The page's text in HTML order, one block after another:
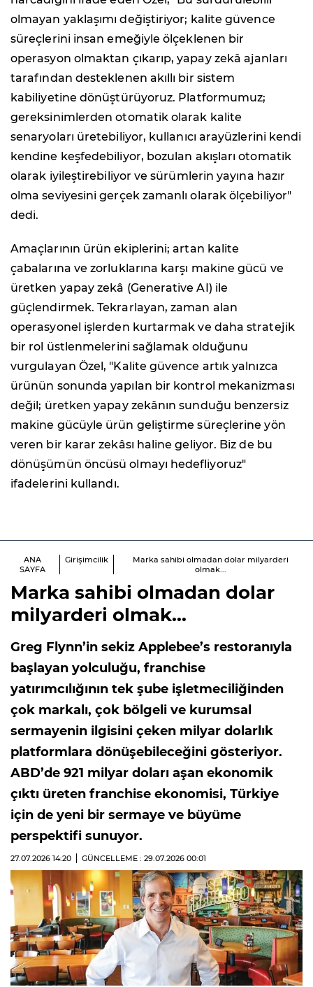
olmayan yaklaşımı değiştiriyor; kalite güvence
süreçlerini insan emeğiyle ölçeklenen bir
operasyon olmaktan çıkarıp, yapay zekâ ajanları
tarafından desteklenen akıllı bir sistem
kabiliyetine dönüştürüyoruz. Platformumuz;
gereksinimlerden otomatik olarak kalite
senaryoları üretebiliyor, kullanıcı arayüzlerini kendi
kendine keşfedebiliyor, bozulan akışları otomatik
olarak iyileştirebiliyor ve sürümlerin yayına hazır
olma seviyesini gerçek zamanlı olarak ölçebiliyor"
dedi.
Amaçlarının ürün ekiplerini; artan kalite
çabalarına ve zorluklarına karşı makine gücü ve
üretken yapay zekâ (Generative AI) ile
güçlendirmek. Tekrarlayan, zaman alan
operasyonel işlerden kurtarmak ve daha stratejik
bir rol üstlenmelerini sağlamak olduğunu
vurgulayan Özel, "Kalite güvence artık yalnızca
ürünün sonunda yapılan bir kontrol mekanizması
değil; üretken yapay zekânın sunduğu benzersiz
makine gücüyle ürün geliştirme süreçlerine yön
veren bir karar zekâsı haline geliyor. Biz de bu
dönüşümün öncüsü olmayı hedefliyoruz"
ifadelerini kullandı.
ANA
SAYFA
Girişimcilik
Marka sahibi olmadan dolar milyarderi
olmak...
Marka sahibi olmadan dolar
milyarderi olmak...
Greg Flynn’in sekiz Applebee’s restoranıyla
başlayan yolculuğu, franchise
yatırımcılığının tek şube işletmeciliğinden
çok markalı, çok bölgeli ve kurumsal
sermayenin ilgisini çeken milyar dolarlık
platformlara dönüşebileceğini gösteriyor.
ABD’de 921 milyar doları aşan ekonomik
çıktı üreten franchise ekonomisi, Türkiye
için de yeni bir sermaye ve büyüme
perspektifi sunuyor.
27.07.2026 14:20 GÜNCELLEME : 29.07.2026 00:01